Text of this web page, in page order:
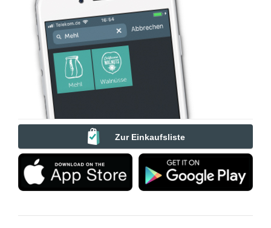
Zur Einkaufsliste